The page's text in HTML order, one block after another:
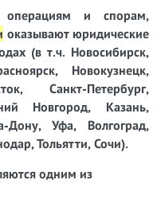
и спорам,
оказывают юридические
(в т.ч. Новосибирск,
Новокузнецк,
Санкт-Петербург,
Новгород, Казань,
Дону, Уфа, Волгоград,
Тольятти, Сочи).
одним из